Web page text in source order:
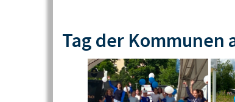
Tag der Kommunen